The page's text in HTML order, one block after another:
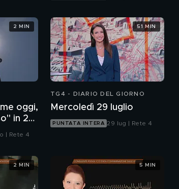
oggi,
in 27
| Rete 4
2 MIN
TG4 - DIARIO DEL GIORNO
Mercoledì 29 luglio
PUNTATA INTERA 29 lug | Rete 4
51 MIN
2 MIN 5 MIN